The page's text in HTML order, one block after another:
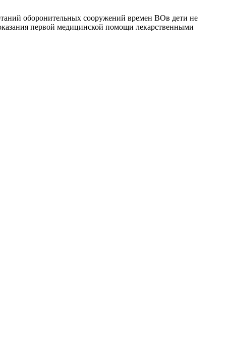
оборонительных сооружений времен ВОв дети не
первой медицинской помощи лекарственными